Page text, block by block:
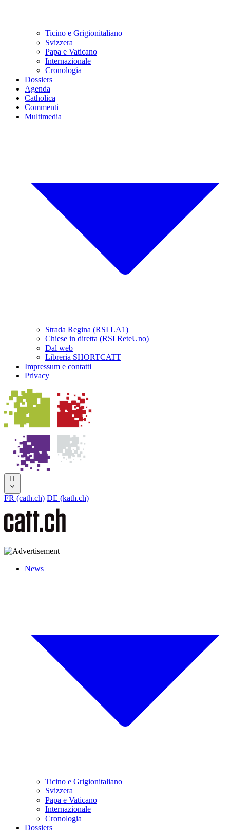
Ticino e Grigionitaliano
Svizzera
Papa e Vaticano
Internazionale
Cronologia
Dossiers
Agenda
Catholica
Commenti
Multimedia
Strada Regina (RSI LA1)
Chiese in diretta (RSI ReteUno)
Dal web
Libreria SHORTCATT
Impressum e contatti
Privacy
IT
FR (cath.ch) DE (kath.ch)
News
Ticino e Grigionitaliano
Svizzera
Papa e Vaticano
Internazionale
Cronologia
Dossiers